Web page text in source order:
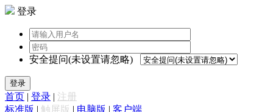
登录
安全提问(未设置请忽略)
登录
首页 | 登录 | 注册
标准版 | 触屏版 | 电脑版 | 客户端